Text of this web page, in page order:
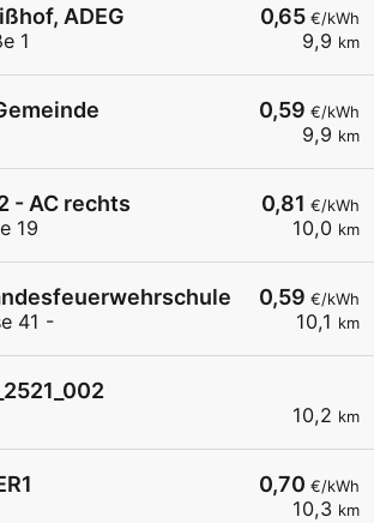
0,65 €/kWh
9,9 km
ADEG
1
0,59 €/kWh
9,9 km
0,81 €/kWh
10,0 km
- AC rechts
19
0,59 €/kWh
10,1 km
41 -
10,2 km
0,70 €/kWh
10,3 km